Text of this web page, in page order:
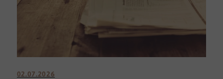
02.07.2026